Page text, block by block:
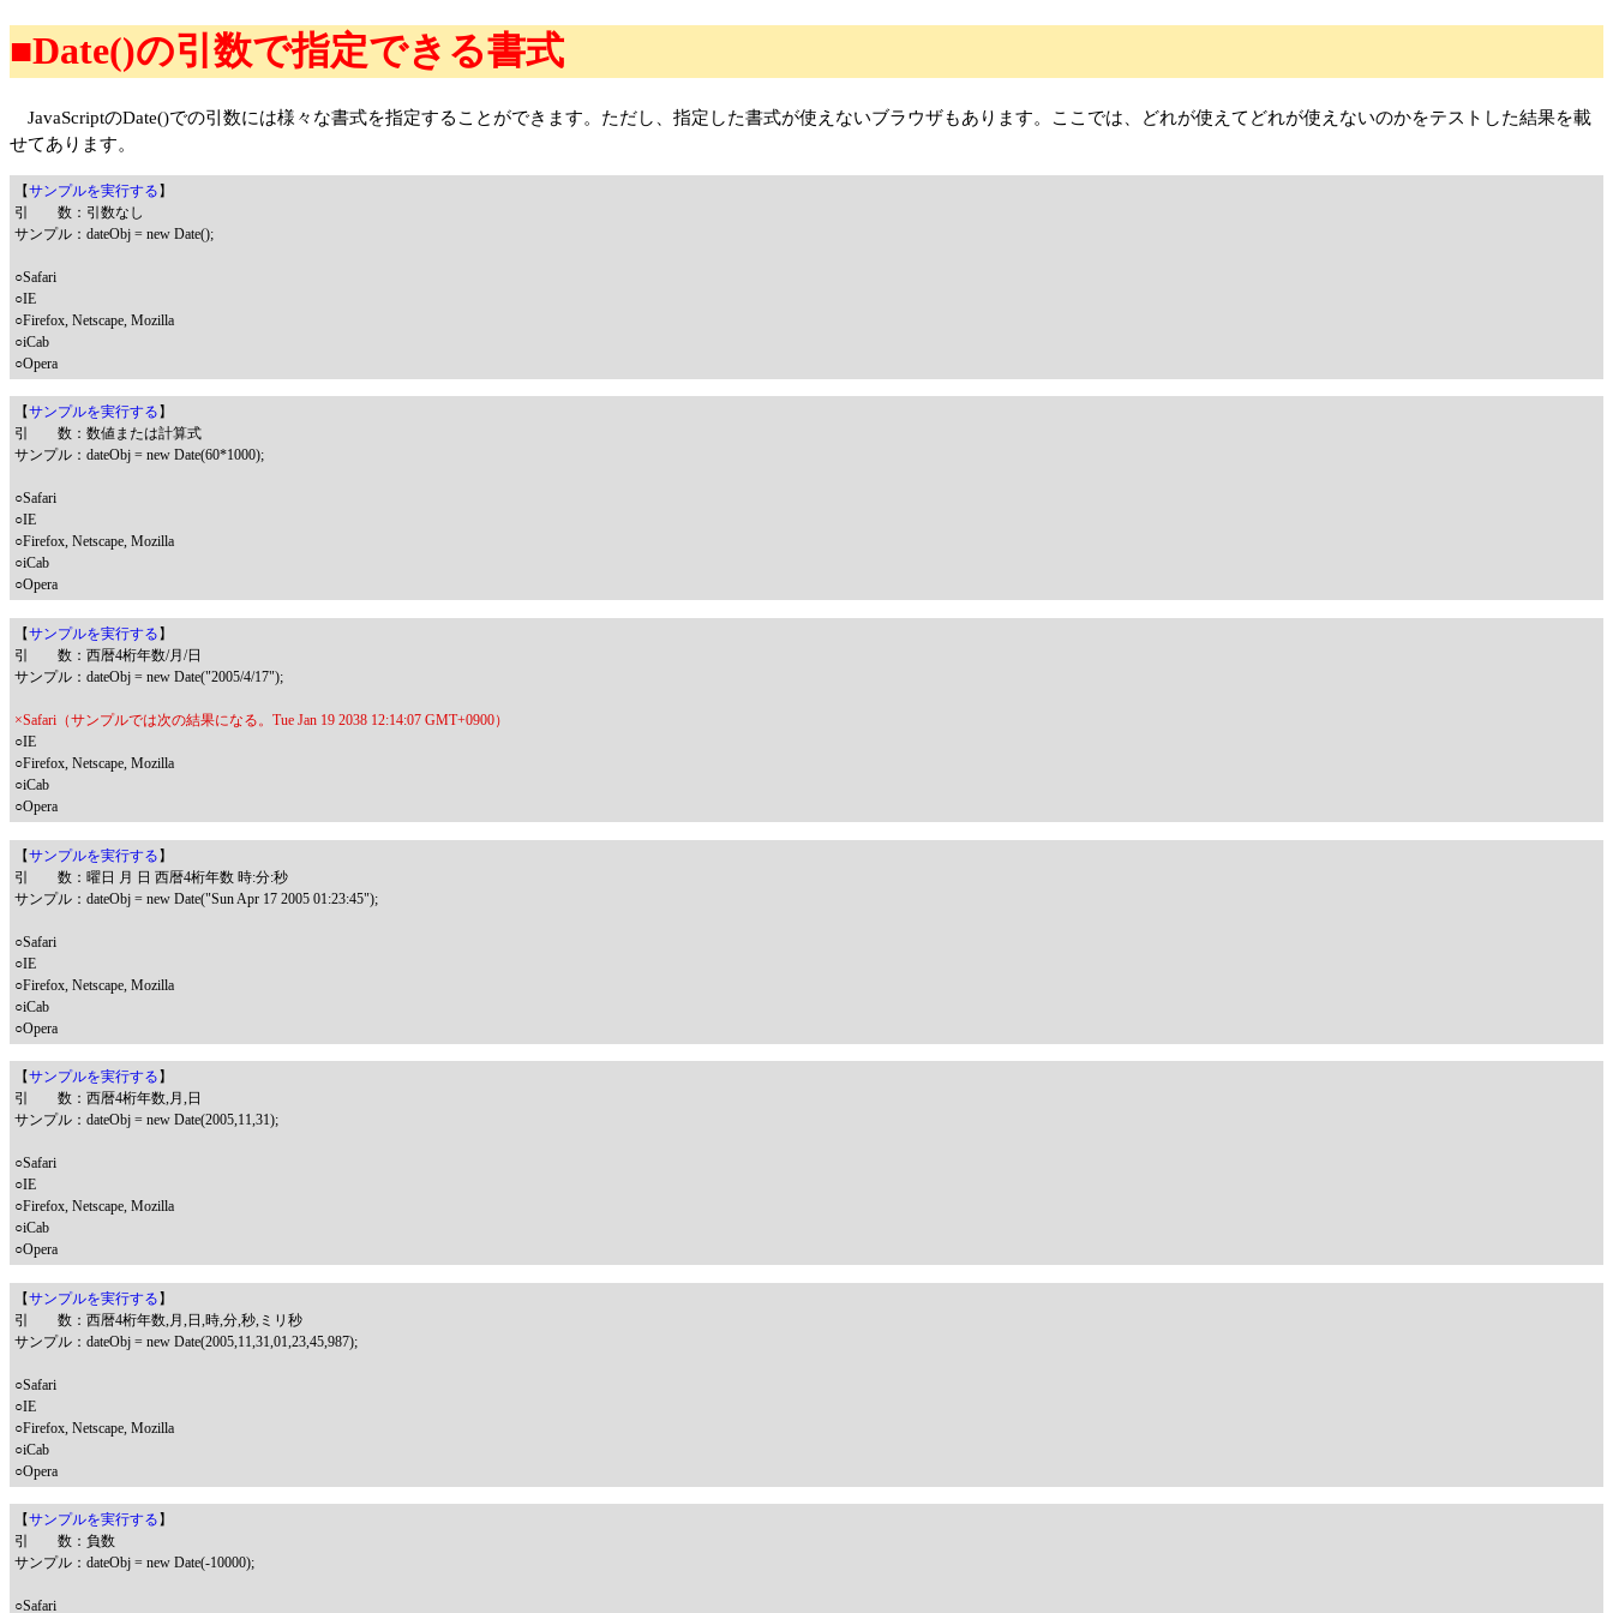
■Date()の引数で指定できる書式
JavaScriptのDate()での引数には様々な書式を指定することができます。ただし、指定した書式が使えないブラウザもあります。ここでは、どれが使えてどれが使えないのかをテストした結果を載
せてあります。
【サンプルを実行する】
引 数：引数なし
サンプル：dateObj = new Date();
○Safari
○IE
○Firefox, Netscape, Mozilla
○iCab
○Opera
【サンプルを実行する 】
引 数：数値または計算式
サンプル：dateObj = new Date(60*1000);
○Safari
○IE
○Firefox, Netscape, Mozilla
○iCab
○Opera
【サンプルを実行する】
引 数：西暦4桁年数/月/日
サンプル：dateObj = new Date("2005/4/17");
×Safari（サンプルでは次の結果になる。Tue Jan 19 2038 12:14:07 GMT+0900）
○IE
○Firefox, Netscape, Mozilla
○iCab
○Opera
【サンプルを実行する】
引 数：曜日 月 日 西暦4桁年数 時:分:秒
サンプル：dateObj = new Date("Sun Apr 17 2005 01:23:45");
○Safari
○IE
○Firefox, Netscape, Mozilla
○iCab
○Opera
【サンプルを実行する 】
引 数：西暦4桁年数,月,日
サンプル：dateObj = new Date(2005,11,31);
○Safari
○IE
○Firefox, Netscape, Mozilla
○iCab
○Opera
【サンプルを実行する】
引 数：西暦4桁年数,月,日,時,分,秒,ミリ秒
サンプル：dateObj = new Date(2005,11,31,01,23,45,987);
○Safari
○IE
○Firefox, Netscape, Mozilla
○iCab
○Opera
【サンプルを実行する 】
引 数：負数
サンプル：dateObj = new Date(-10000);
○Safari